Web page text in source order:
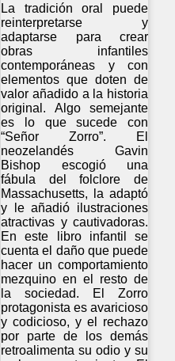
La tradición oral puede
reinterpretarse y
adaptarse para crear
obras infantiles
contemporáneas y con
elementos que doten de
valor añadido a la historia
original. Algo semejante
es lo que sucede con
“Señor Zorro”. El
neozelandés Gavin
Bishop escogió una
fábula del folclore de
Massachusetts, la adaptó
y le añadió ilustraciones
atractivas y cautivadoras.
En este libro infantil se
cuenta el daño que puede
hacer un comportamiento
mezquino en el resto de
la sociedad. El Zorro
protagonista es avaricioso
y codicioso, y el rechazo
por parte de los demás
retroalimenta su odio y su